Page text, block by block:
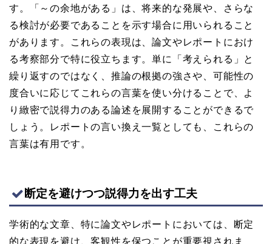
す。「～の余地がある」は、将来的な発展や、さらな
る検討が必要であることを示す場合に用いられること
があります。これらの表現は、論文やレポートにおけ
る考察部分で特に役立ちます。単に「考えられる」と
繰り返すのではなく、推論の根拠の強さや、可能性の
度合いに応じてこれらの言葉を使い分けることで、よ
り緻密で説得力のある論述を展開することができるで
しょう。レポートの言い換え一覧としても、これらの
言葉は有用です。
断定を避けつつ説得力を出す工夫
学術的な文章、特に論文やレポートにおいては、断定
的な表現を避け、客観性を保つことが重要視されま